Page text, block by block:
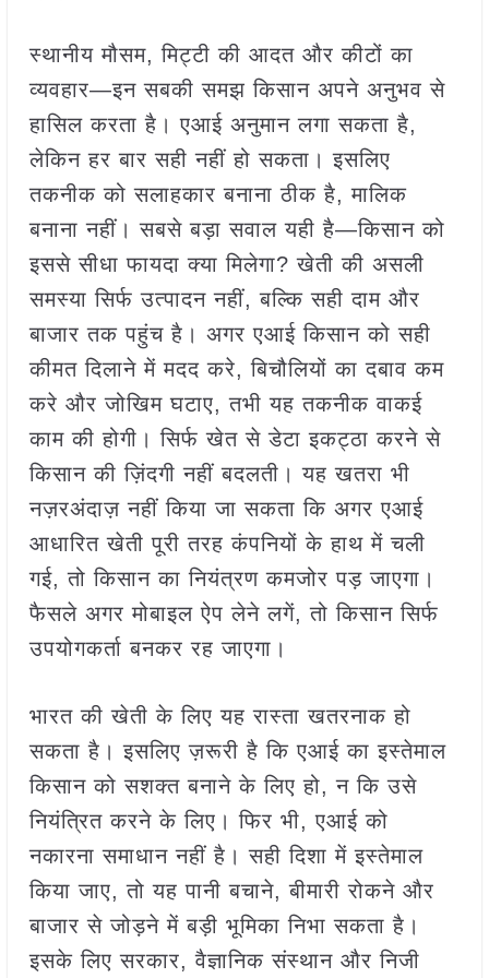
स्थानीय मौसम, मिट्टी की आदत और कीटों का
व्यवहार—इन सबकी समझ किसान अपने अनुभव से
हासिल करता है। एआई अनुमान लगा सकता है,
लेकिन हर बार सही नहीं हो सकता। इसलिए
तकनीक को सलाहकार बनाना ठीक है, मालिक
बनाना नहीं। सबसे बड़ा सवाल यही है—किसान को
इससे सीधा फायदा क्या मिलेगा? खेती की असली
समस्या सिर्फ उत्पादन नहीं, बल्कि सही दाम और
बाजार तक पहुंच है। अगर एआई किसान को सही
कीमत दिलाने में मदद करे, बिचौलियों का दबाव कम
करे और जोखिम घटाए, तभी यह तकनीक वाकई
काम की होगी। सिर्फ खेत से डेटा इकट्ठा करने से
किसान की ज़िंदगी नहीं बदलती। यह खतरा भी
नज़रअंदाज़ नहीं किया जा सकता कि अगर एआई
आधारित खेती पूरी तरह कंपनियों के हाथ में चली
गई, तो किसान का नियंत्रण कमजोर पड़ जाएगा।
फैसले अगर मोबाइल ऐप लेने लगें, तो किसान सिर्फ
उपयोगकर्ता बनकर रह जाएगा।
भारत की खेती के लिए यह रास्ता खतरनाक हो
सकता है। इसलिए ज़रूरी है कि एआई का इस्तेमाल
किसान को सशक्त बनाने के लिए हो, न कि उसे
नियंत्रित करने के लिए। फिर भी, एआई को
नकारना समाधान नहीं है। सही दिशा में इस्तेमाल
किया जाए, तो यह पानी बचाने, बीमारी रोकने और
बाजार से जोड़ने में बड़ी भूमिका निभा सकता है।
इसके लिए सरकार, वैज्ञानिक संस्थान और निजी